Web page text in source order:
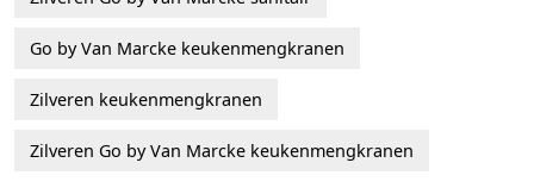
Go by Van Marcke keukenmengkranen
Zilveren keukenmengkranen
Zilveren Go by Van Marcke keukenmengkranen